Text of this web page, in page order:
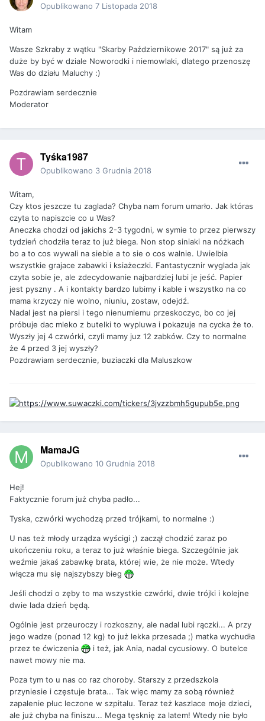
Opublikowano 7 Listopada 2018
Witam
Wasze Szkraby z wątku "Skarby Październikowe 2017" są już za
duże by być w dziale Noworodki i niemowlaki, dlatego przenoszę
Was do działu Maluchy :)
Pozdrawiam serdecznie
Moderator
Tyśka1987
Opublikowano 3 Grudnia 2018
Witam,
Czy ktos jeszcze tu zaglada? Chyba nam forum umarło. Jak któras
czyta to napiszcie co u Was?
Aneczka chodzi od jakichs 2-3 tygodni, w symie to przez pierwszy
tydzień chodziła teraz to już biega. Non stop siniaki na nóżkach
bo a to cos wywali na siebie a to sie o cos walnie. Uwielbia
wszystkie grajace zabawki i ksiażeczki. Fantastycznir wyglada jak
czyta sobie je, ale zdecydowanie najbardziej lubi je jeść. Papier
jest pyszny . A i kontakty bardzo lubimy i kable i wszystko na co
mama krzyczy nie wolno, niuniu, zostaw, odejdź.
Nadal jest na piersi i tego nienumiemu przeskoczyc, bo co jej
próbuje dac mleko z butelki to wypluwa i pokazuje na cycka że to.
Wyszły jej 4 czwórki, czyli mamy juz 12 zabków. Czy to normalne
że 4 przed 3 jej wyszły?
Pozdrawiam serdecznie, buziaczki dla Maluszkow
MamaJG
Opublikowano 10 Grudnia 2018
Hej!
Faktycznie forum już chyba padło...
Tyska, czwórki wychodzą przed trójkami, to normalne :)
U nas też młody urządza wyścigi ;) zaczął chodzić zaraz po
ukończeniu roku, a teraz to już właśnie biega. Szczególnie jak
weźmie jakaś zabawkę brata, której wie, że nie może. Wtedy
włącza mu się najszybszy bieg
Jeśli chodzi o zęby to ma wszystkie czwórki, dwie trójki i kolejne
dwie lada dzień będą.
Ogólnie jest przeuroczy i rozkoszny, ale nadal lubi rączki... A przy
jego wadze (ponad 12 kg) to już lekka przesada ;) matka wychudła
przez te ćwiczenia
i też, jak Ania, nadal cycusiowy. O butelce
nawet mowy nie ma.
Poza tym to u nas co raz choroby. Starszy z przedszkola
przyniesie i częstuje brata... Tak więc mamy za sobą również
zapalenie płuc leczone w szpitalu. Teraz też kaszlace moje dzieci,
ale już chyba na finiszu... Mega tęsknię za latem! Wtedy nie było